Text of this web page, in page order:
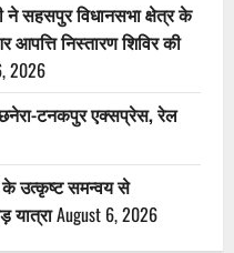
ने सहसपुर विधानसभा क्षेत्र के
निस्तारण शिविर की
2026
टनकपुर एक्सप्रेस, रेल
के उत्कृष्ट समन्वय से
यात्राAugust 6, 2026